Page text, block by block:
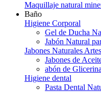
Maquillaje natural
Baño
Higiene Corporal
Gel de Ducha
Jabón Natural
Jabones Naturales
Jabones de
abón de
Higiene dental
Pasta Dental